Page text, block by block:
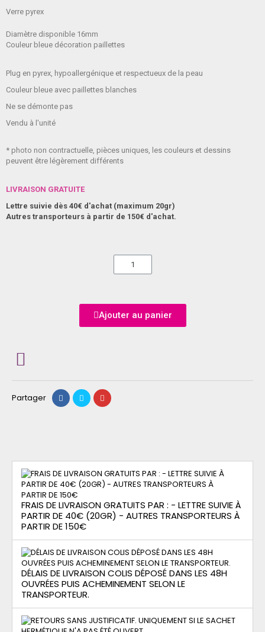
Verre pyrex
Diamètre disponible 16mm
Couleur bleue décoration paillettes
Plug en pyrex, hypoallergénique et respectueux de la peau
Couleur bleue avec paillettes blanches
Ne se démonte pas
Vendu à l'unité
* photo non contractuelle, pièces uniques, les couleurs et dessins
peuvent être légèrement différents
LIVRAISON GRATUITE
Lettre suivie dès 40€ d'achat (maximum 20gr)
Autres transporteurs à partir de 150€ d'achat.
Ajouter au panier
Partager
FRAIS DE LIVRAISON GRATUITS PAR : - LETTRE SUIVIE À
PARTIR DE 40€ (20GR) - AUTRES TRANSPORTEURS À
PARTIR DE 150€
DÉLAIS DE LIVRAISON COLIS DÉPOSÉ DANS LES 48H
OUVRÉES PUIS ACHEMINEMENT SELON LE
TRANSPORTEUR.